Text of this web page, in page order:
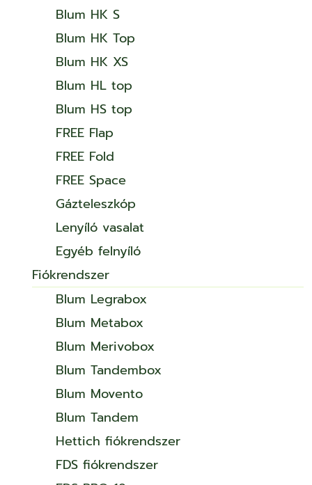
Blum HK S
Blum HK Top
Blum HK XS
Blum HL top
Blum HS top
FREE Flap
FREE Fold
FREE Space
Gázteleszkóp
Lenyíló vasalat
Egyéb felnyíló
Fiókrendszer
Blum Legrabox
Blum Metabox
Blum Merivobox
Blum Tandembox
Blum Movento
Blum Tandem
Hettich fiókrendszer
FDS fiókrendszer